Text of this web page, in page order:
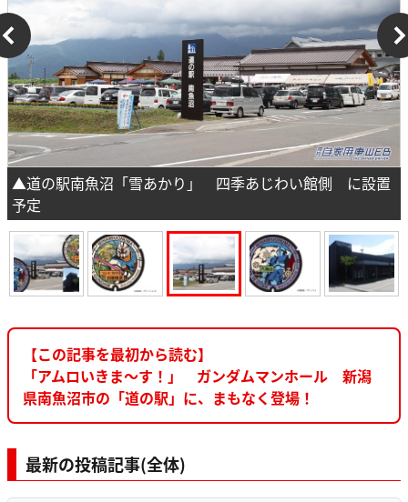
▲道の駅南魚沼「雪あかり」 四季あじわい館側 に設置
予定
【この記事を最初から読む】
「アムロいきま～す！」 ガンダムマンホール 新潟
県南魚沼市の「道の駅」に、まもなく登場！
最新の投稿記事(全体)